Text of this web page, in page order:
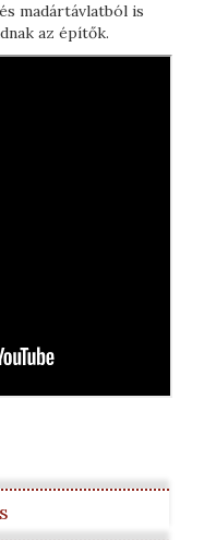
madártávlatból is
az építők.